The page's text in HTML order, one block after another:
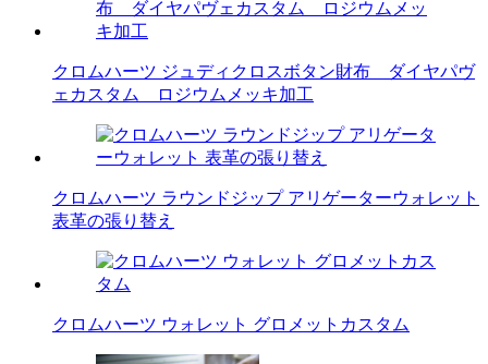
クロムハーツ ジュディクロスボタン財布 ダイヤパヴ
ェカスタム ロジウムメッキ加工
クロムハーツ ラウンドジップ アリゲーターウォレット
表革の張り替え
クロムハーツ ウォレット グロメットカスタム